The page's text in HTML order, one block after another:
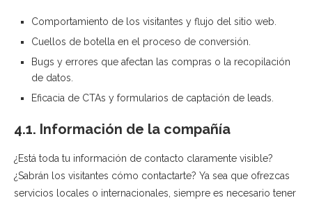
Comportamiento de los visitantes y flujo del sitio web.
Cuellos de botella en el proceso de conversión.
Bugs y errores que afectan las compras o la recopilación
de datos.
Eficacia de CTAs y formularios de captación de leads.
4.1. Información de la compañía
¿Está toda tu información de contacto claramente visible?
¿Sabrán los visitantes cómo contactarte? Ya sea que ofrezcas
servicios locales o internacionales, siempre es necesario tener